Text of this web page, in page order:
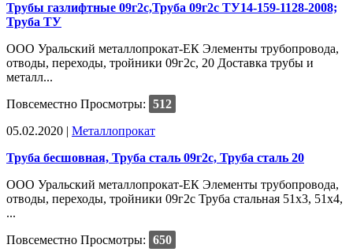
Трубы газлифтные 09г2с,Труба 09г2с ТУ14-159-1128-2008;
Труба ТУ
ООО Уральский металлопрокат-ЕК Элементы трубопровода,
отводы, переходы, тройники 09г2с, 20 Доставка трубы и
металл...
Повсеместно Просмотры: 512
05.02.2020 | Металлопрокат
Труба бесшовная, Труба сталь 09г2с, Труба сталь 20
ООО Уральский металлопрокат-ЕК Элементы трубопровода,
отводы, переходы, тройники 09г2с Труба стальная 51х3, 51х4,
...
Повсеместно Просмотры: 650